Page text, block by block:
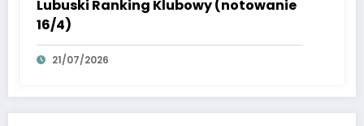
Lubuski Ranking Klubowy (notowanie
16/4)
21/07/2026